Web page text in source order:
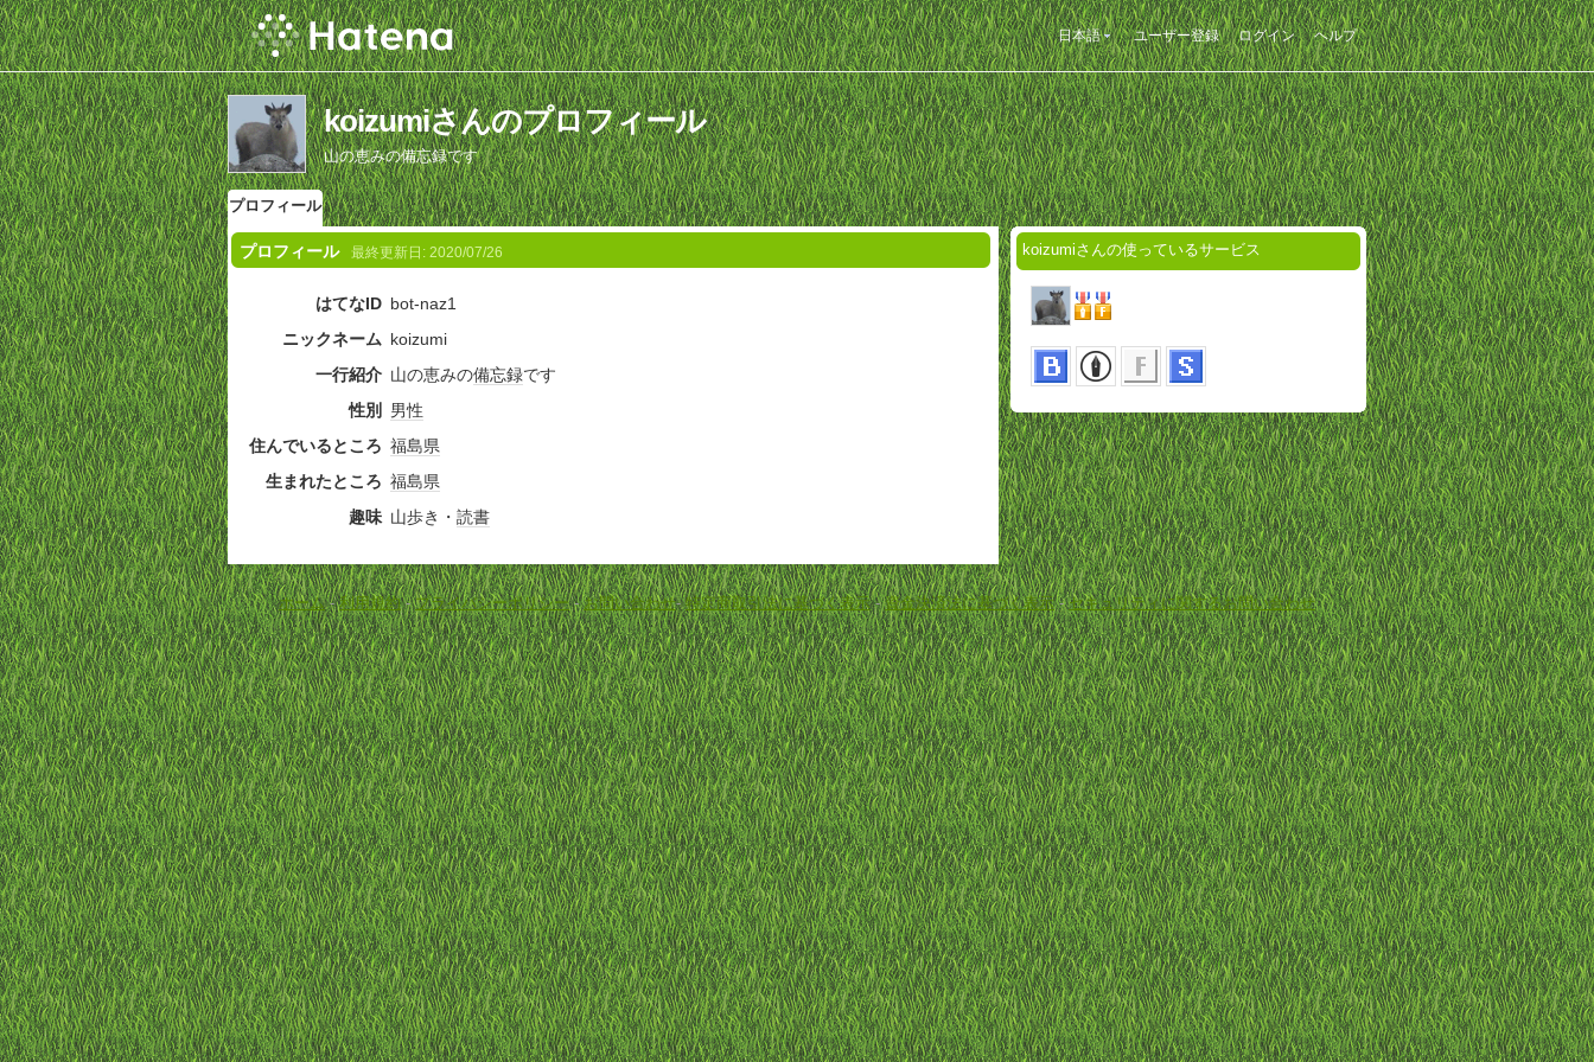
日本語 ユーザー登録 ログイン ヘルプ
koizumiさんのプロフィール
山の恵みの備忘録です
プロフィール
プロフィール 最終更新日: 2020/07/26
はてなID bot-naz1
ニックネーム koizumi
一行紹介 山の恵みの備忘録です
性別
男性
住んでいるところ 福島県
生まれたところ 福島県
趣味 山歩き・ 読書
koizumiさんの使っているサービス
ホーム-利用規約-プライバシーポリシー-お問い合わせ-特定商取引法に基づく表示-資金決済法に基づく表示-セキュリティに関するお問い合わせ